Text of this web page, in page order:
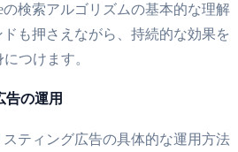
検索アルゴリズムの基本的な理解
も押さえながら、持続的な効果を
つけます。
告の運用
ティング広告の具体的な運用方法